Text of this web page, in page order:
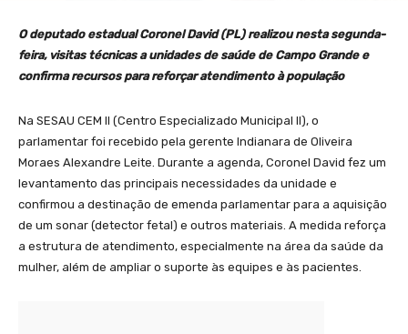
O deputado estadual Coronel David (PL) realizou nesta segunda-
feira, visitas técnicas a unidades de saúde de Campo Grande e
confirma recursos para reforçar atendimento à população
Na SESAU CEM II (Centro Especializado Municipal II), o
parlamentar foi recebido pela gerente Indianara de Oliveira
Moraes Alexandre Leite. Durante a agenda, Coronel David fez um
levantamento das principais necessidades da unidade e
confirmou a destinação de emenda parlamentar para a aquisição
de um sonar (detector fetal) e outros materiais. A medida reforça
a estrutura de atendimento, especialmente na área da saúde da
mulher, além de ampliar o suporte às equipes e às pacientes.